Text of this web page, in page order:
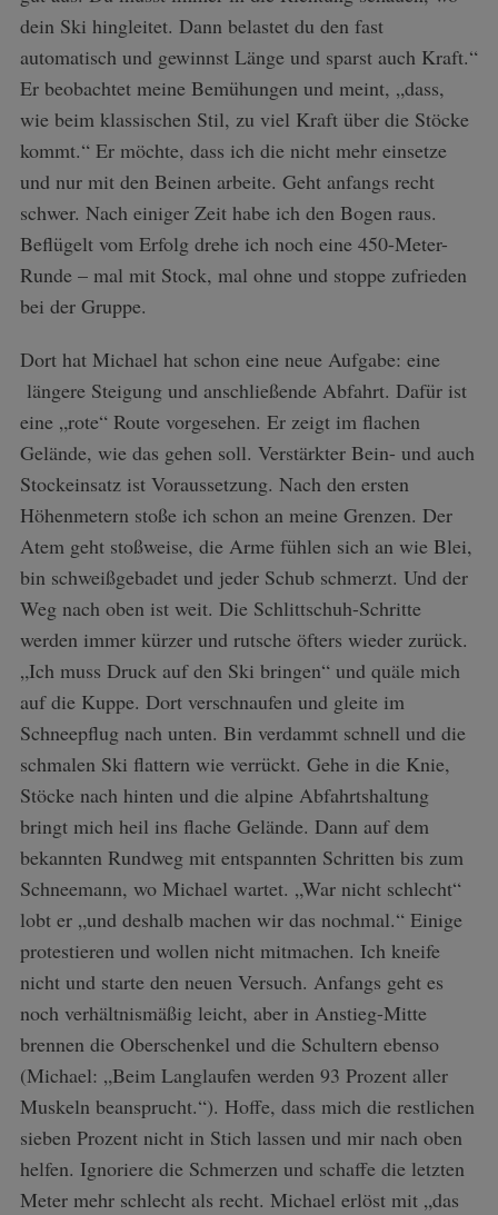
dein Ski hingleitet. Dann belastet du den fast
automatisch und gewinnst Länge und sparst auch Kraft.“
Er beobachtet meine Bemühungen und meint, „dass,
wie beim klassischen Stil, zu viel Kraft über die Stöcke
kommt.“ Er möchte, dass ich die nicht mehr einsetze
und nur mit den Beinen arbeite. Geht anfangs recht
schwer. Nach einiger Zeit habe ich den Bogen raus.
Beflügelt vom Erfolg drehe ich noch eine 450-Meter-
Runde – mal mit Stock, mal ohne und stoppe zufrieden
bei der Gruppe.
Dort hat Michael hat schon eine neue Aufgabe: eine
längere Steigung und anschließende Abfahrt. Dafür ist
eine „rote“ Route vorgesehen. Er zeigt im flachen
Gelände, wie das gehen soll. Verstärkter Bein- und auch
Stockeinsatz ist Voraussetzung. Nach den ersten
Höhenmetern stoße ich schon an meine Grenzen. Der
Atem geht stoßweise, die Arme fühlen sich an wie Blei,
bin schweißgebadet und jeder Schub schmerzt. Und der
Weg nach oben ist weit. Die Schlittschuh-Schritte
werden immer kürzer und rutsche öfters wieder zurück.
„Ich muss Druck auf den Ski bringen“ und quäle mich
auf die Kuppe. Dort verschnaufen und gleite im
Schneepflug nach unten. Bin verdammt schnell und die
schmalen Ski flattern wie verrückt. Gehe in die Knie,
Stöcke nach hinten und die alpine Abfahrtshaltung
bringt mich heil ins flache Gelände. Dann auf dem
bekannten Rundweg mit entspannten Schritten bis zum
Schneemann, wo Michael wartet. „War nicht schlecht“
lobt er „und deshalb machen wir das nochmal.“ Einige
protestieren und wollen nicht mitmachen. Ich kneife
nicht und starte den neuen Versuch. Anfangs geht es
noch verhältnismäßig leicht, aber in Anstieg-Mitte
brennen die Oberschenkel und die Schultern ebenso
(Michael: „Beim Langlaufen werden 93 Prozent aller
Muskeln beansprucht.“). Hoffe, dass mich die restlichen
sieben Prozent nicht in Stich lassen und mir nach oben
helfen. Ignoriere die Schmerzen und schaffe die letzten
Meter mehr schlecht als recht. Michael erlöst mit „das